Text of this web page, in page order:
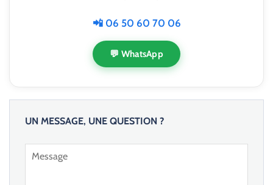
📲 06 50 60 70 06
💬 WhatsApp
UN MESSAGE, UNE QUESTION ?